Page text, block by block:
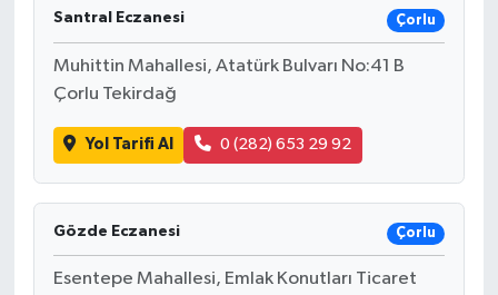
Santral Eczanesi Çorlu
Muhittin Mahallesi, Atatürk Bulvarı No:41 B
Çorlu Tekirdağ
Yol Tarifi Al 0 (282) 653 29 92
Gözde Eczanesi Çorlu
Esentepe Mahallesi, Emlak Konutları Ticaret